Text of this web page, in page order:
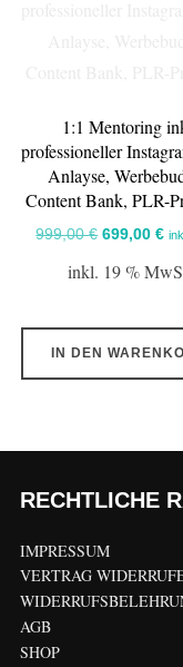
1:1 Mentoring
professioneller
Anlayse,
Content Bank, PLR-
999,00€ 699,00€
inkl. 19 %
IN DEN
RECHTLICHE
IMPRESSUM
VERTRAG
AGB
SHOP